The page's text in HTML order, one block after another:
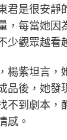
君是很安靜
，每當她因
少觀眾越看
楊紫坦言，
品後，她發
不到劇本
感。